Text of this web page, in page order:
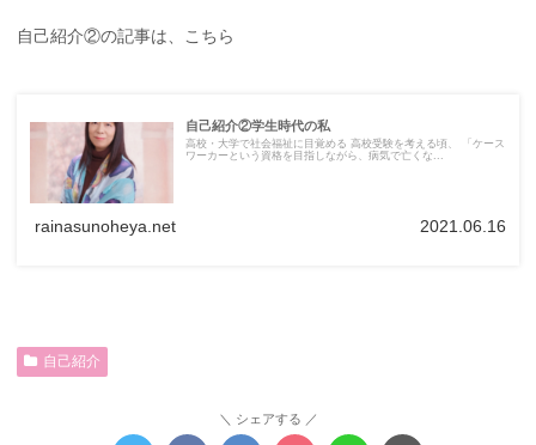
自己紹介②の記事は、こちら
自己紹介②学生時代の私
高校・大学で社会福祉に目覚める 高校受験を考える頃、 「ケース
ワーカーという資格を目指しながら、病気で亡くな...
rainasunoheya.net 2021.06.16
自己紹介
シェアする